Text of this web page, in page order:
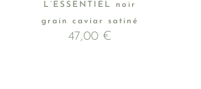
L’ESSENTIEL noir
grain caviar satiné
47,00 €